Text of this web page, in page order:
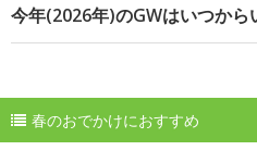
今年(2026年)のGWはいつから
春のおでかけにおすすめ